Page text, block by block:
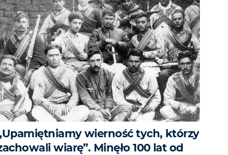
wierność tych, którzy
wiarę”. Minęło 100 lat od